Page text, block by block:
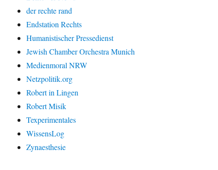
der rechte rand
Endstation Rechts
Humanistischer Pressedienst
Jewish Chamber Orchestra Munich
Medienmoral NRW
Netzpolitik.org
Robert in Lingen
Robert Misik
Texperimentales
WissensLog
Zynaesthesie